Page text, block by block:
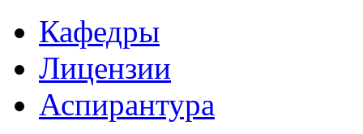
Кафедры
Лицензии
Аспирантура